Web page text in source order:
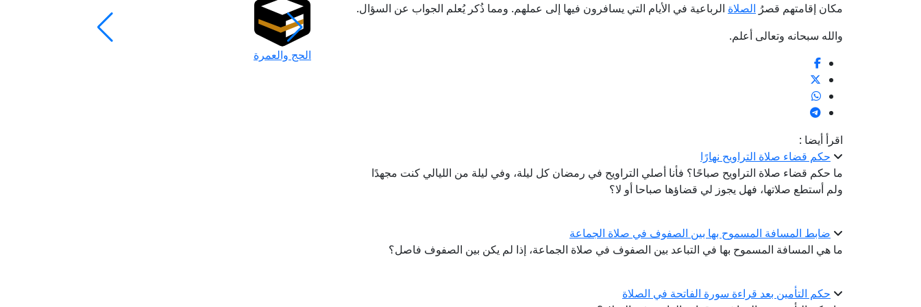
مكان إقامتهم قصرُ الصلاة الرباعية في الأيام التي يسافرون فيها إلى عملهم. ومما ذُكر يُعلم الجواب عن السؤال.
والله سبحانه وتعالى أعلم.
اقرأ أيضا :
حكم قضاء صلاة التراويح نهارًا
ما حكم قضاء صلاة التراويح صباحًا؟ فأنا أصلي التراويح في رمضان كل ليلة، وفي ليلة من الليالي كنت مجهدًا
ولم أستطع صلاتها، فهل يجوز لي قضاؤها صباحا أو لا؟
ضابط المسافة المسموح بها بين الصفوف في صلاة الجماعة
ما هي المسافة المسموح بها في التباعد بين الصفوف في صلاة الجماعة، إذا لم يكن بين الصفوف فاصل؟
حكم التأمين بعد قراءة سورة الفاتحة في الصلاة
الحج والعمرة